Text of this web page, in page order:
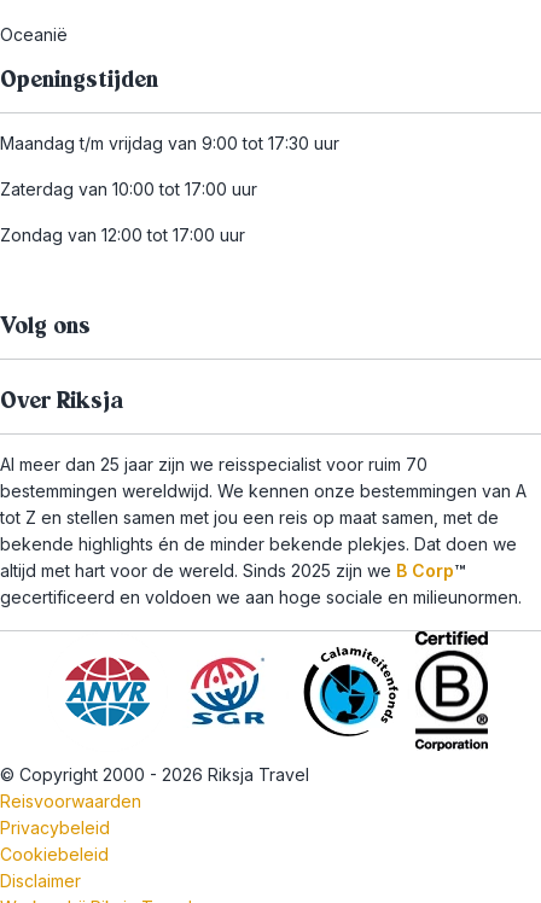
Oceanië
Openingstijden
Maandag t/m vrijdag van 9:00 tot 17:30 uur
Zaterdag van 10:00 tot 17:00 uur
Zondag van 12:00 tot 17:00 uur
Volg ons
Over Riksja
Al meer dan 25 jaar zijn we reisspecialist voor ruim 70
bestemmingen wereldwijd. We kennen onze bestemmingen van A
tot Z en stellen samen met jou een reis op maat samen, met de
bekende highlights én de minder bekende plekjes. Dat doen we
altijd met hart voor de wereld. Sinds 2025 zijn we B Corp™
gecertificeerd en voldoen we aan hoge sociale en milieunormen.
© Copyright 2000 - 2026 Riksja Travel
Reisvoorwaarden
Privacybeleid
Cookiebeleid
Disclaimer